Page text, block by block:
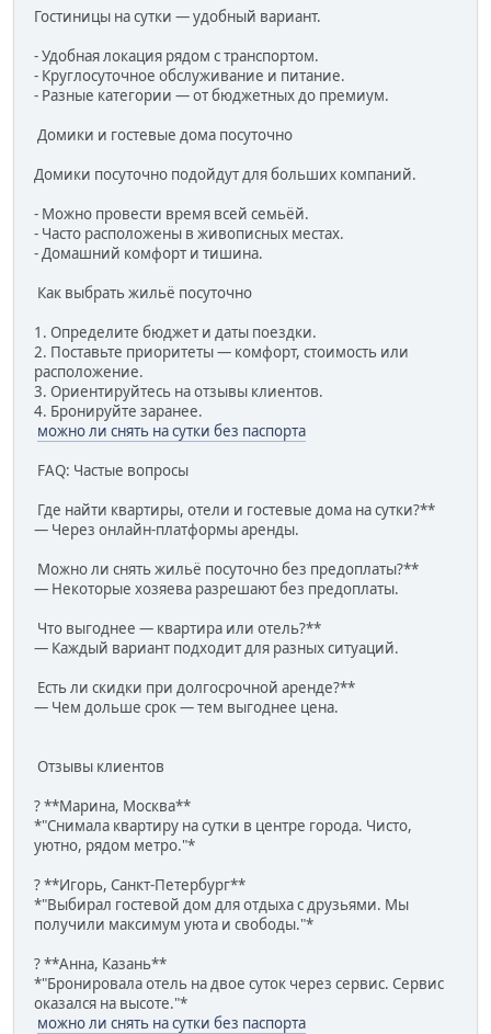
Гостиницы на сутки — удобный вариант.
- Удобная локация рядом с транспортом.
- Круглосуточное обслуживание и питание.
- Разные категории — от бюджетных до премиум.
Домики и гостевые дома посуточно
Домики посуточно подойдут для больших компаний.
- Можно провести время всей семьёй.
- Часто расположены в живописных местах.
- Домашний комфорт и тишина.
Как выбрать жильё посуточно
1. Определите бюджет и даты поездки.
2. Поставьте приоритеты — комфорт, стоимость или
расположение.
3. Ориентируйтесь на отзывы клиентов.
4. Бронируйте заранее.
можно ли снять на сутки без паспорта
FAQ: Частые вопросы
Где найти квартиры, отели и гостевые дома на сутки?**
— Через онлайн-платформы аренды.
Можно ли снять жильё посуточно без предоплаты?**
— Некоторые хозяева разрешают без предоплаты.
Что выгоднее — квартира или отель?**
— Каждый вариант подходит для разных ситуаций.
Есть ли скидки при долгосрочной аренде?**
— Чем дольше срок — тем выгоднее цена.
Отзывы клиентов
? **Марина, Москва**
*"Снимала квартиру на сутки в центре города. Чисто,
уютно, рядом метро."*
? **Игорь, Санкт-Петербург**
*"Выбирал гостевой дом для отдыха с друзьями. Мы
получили максимум уюта и свободы."*
? **Анна, Казань**
*"Бронировала отель на двое суток через сервис. Сервис
оказался на высоте."*
можно ли снять на сутки без паспорта